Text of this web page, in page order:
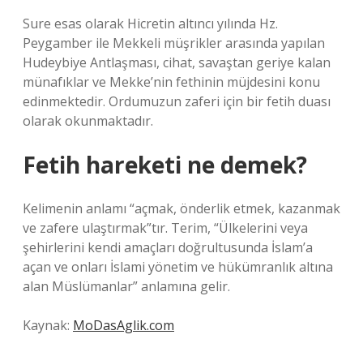
Sure esas olarak Hicretin altıncı yılında Hz.
Peygamber ile Mekkeli müşrikler arasında yapılan
Hudeybiye Antlaşması, cihat, savaştan geriye kalan
münafıklar ve Mekke’nin fethinin müjdesini konu
edinmektedir. Ordumuzun zaferi için bir fetih duası
olarak okunmaktadır.
Fetih hareketi ne demek?
Kelimenin anlamı “açmak, önderlik etmek, kazanmak
ve zafere ulaştırmak”tır. Terim, “Ülkelerini veya
şehirlerini kendi amaçları doğrultusunda İslam’a
açan ve onları İslami yönetim ve hükümranlık altına
alan Müslümanlar” anlamına gelir.
Kaynak: MoDasAglik.com